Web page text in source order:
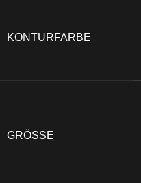
KONTURFARBE
GRÖSSE